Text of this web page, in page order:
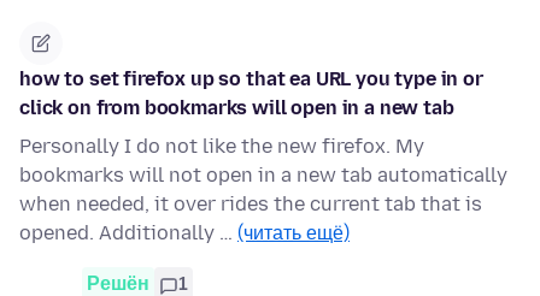
how to set firefox up so that ea URL you type in or
click on from bookmarks will open in a new tab
Personally I do not like the new firefox. My
bookmarks will not open in a new tab automatically
when needed, it over rides the current tab that is
opened. Additionally … (читать ещё)
Решён 1